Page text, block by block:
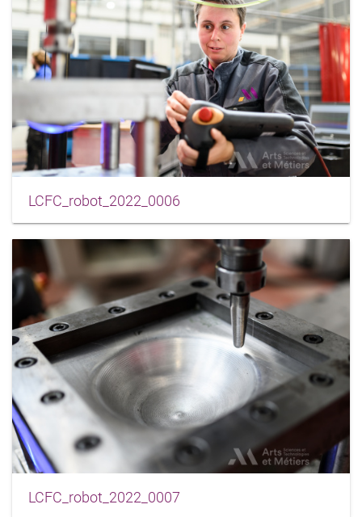
LCFC_robot_2022_0006
LCFC_robot_2022_0007